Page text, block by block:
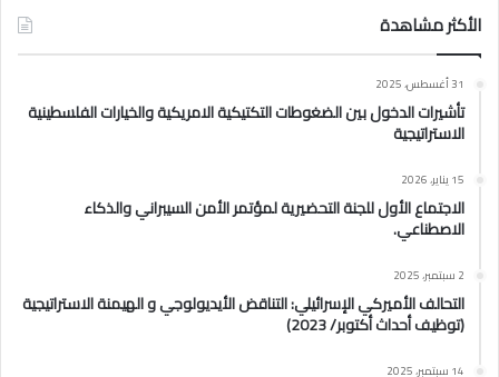
الأكثر مشاهدة
31 أغسطس، 2025
تأشيرات الدخول بين الضغوطات التكتيكية الامريكية والخيارات الفلسطينية
الاستراتيجية
15 يناير، 2026
الاجتماع الأول للجنة التحضيرية لمؤتمر الأمن السيبراني والذكاء
الاصطناعي.
2 سبتمبر، 2025
التحالف الأميركي الإسرائيلي: التناقض الأيديولوجي و الهيمنة الاستراتيجية
(توظيف أحداث أكتوبر/ 2023)
14 سبتمبر، 2025